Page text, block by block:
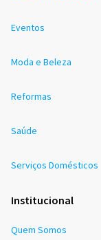
Eventos
Moda e Beleza
Reformas
Saúde
Serviços Domésticos
Institucional
Quem Somos